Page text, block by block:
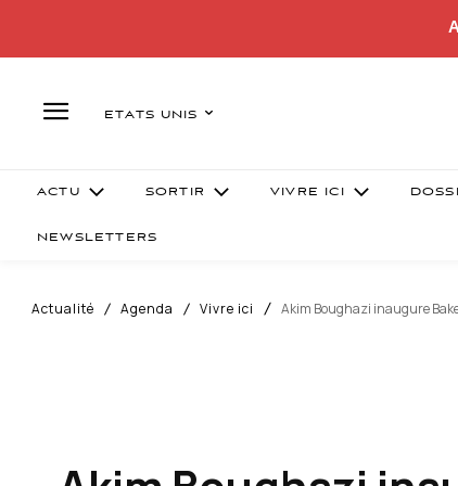
ETATS UNIS
ACTU SORTIR VIVRE ICI
NEWSLETTERS
Actualité Agenda Vivre ici Akim Boughazi inaugure